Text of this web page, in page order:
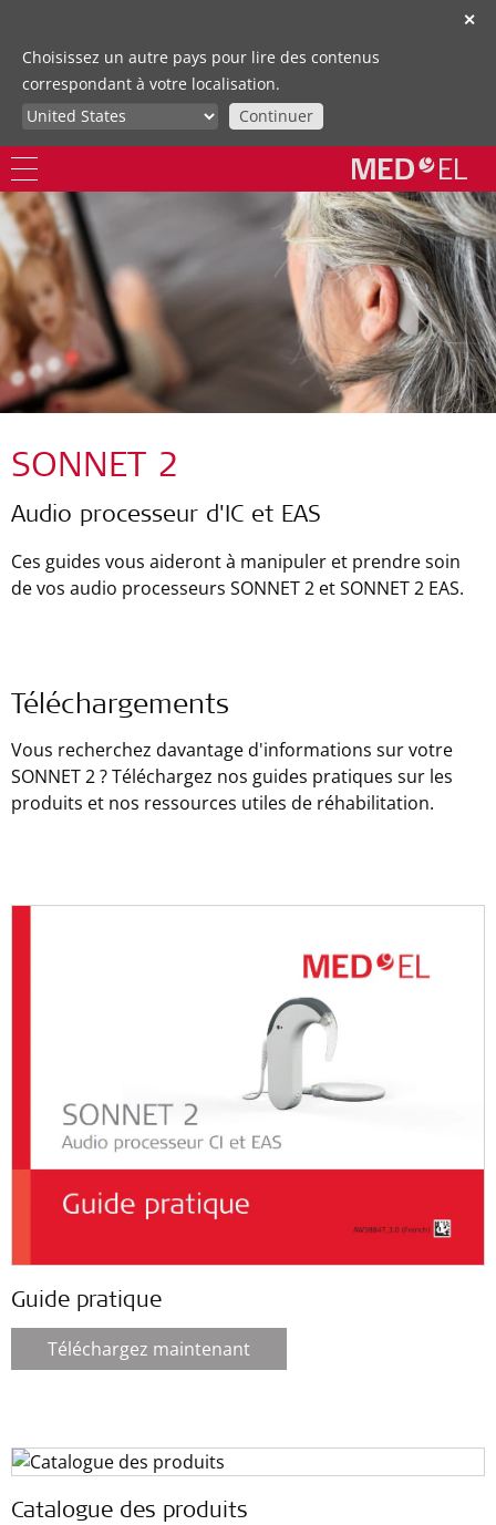
✕
Choisissez un autre pays pour lire des contenus
correspondant à votre localisation.
Continuer
SONNET 2
Audio processeur d'IC et EAS
Ces guides vous aideront à manipuler et prendre soin
de vos audio processeurs SONNET 2 et SONNET 2 EAS.
Téléchargements
Vous recherchez davantage d'informations sur votre
SONNET 2 ? Téléchargez nos guides pratiques sur les
produits et nos ressources utiles de réhabilitation.
Guide pratique
Téléchargez maintenant
Catalogue des produits